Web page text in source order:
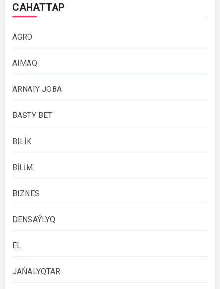
САНАТТАР
AGRO
AIMAQ
ARNAIY JOBA
BASTY BET
BILİK
BİLİM
BIZNES
DENSAÝLYQ
EL
JAŃALYQTAR